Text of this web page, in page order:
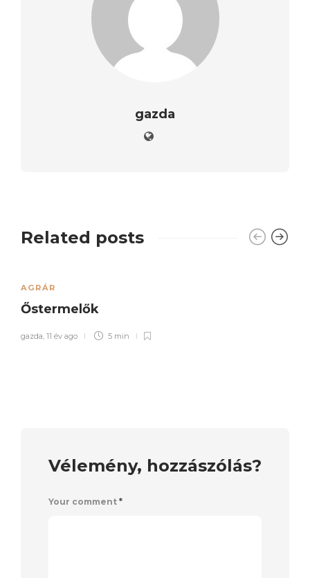
gazda
Related posts
AGRÁR
Őstermelők
gazda, 11 év ago 5 min
Vélemény, hozzászólás?
Your comment *